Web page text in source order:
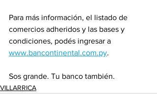
Para más información, el listado de
comercios adheridos y las bases y
condiciones, podés ingresar a
www.bancontinental.com.py.
Sos grande. Tu banco también.
VILLARRICA